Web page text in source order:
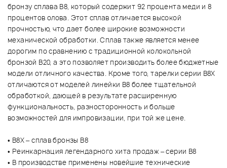
бронзу сплава B8, который содержит 92 процента меди и 8
процентов олова. Этот сплав отличается высокой
прочностью, что дает более широкие возможности
механической обработки. Сплав также является менее
дорогим по сравнению с традиционной колокольной
бронзой B20, а это позволяет производить более бюджетные
модели отличного качества. Кроме того, тарелки серии B8X
отличаются от моделей линейки B8 более тщательной
обработкой, дающей в результате расширенную
функциональность, разносторонность и больше
возможностей для импровизации, при той же цене.
• B8X – сплав бронзы B8
• Реинкарнация легендарного хита продаж – серии B8
• В производстве применены новейшие технические